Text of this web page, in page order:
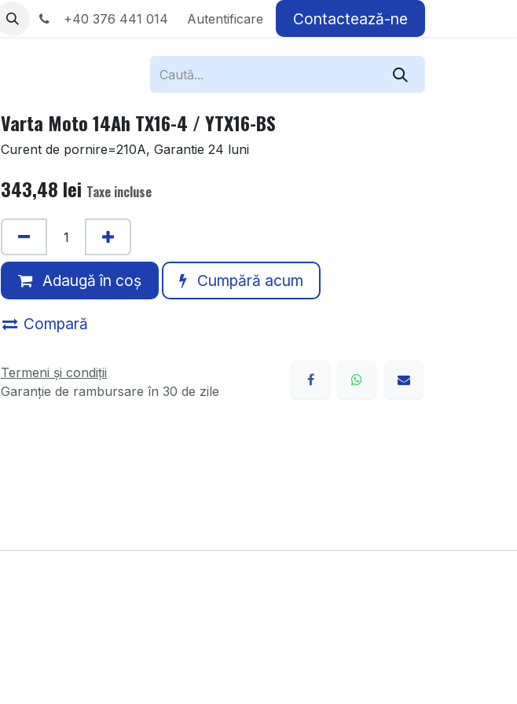
+40 376 441 014 Autentificare Contactează-ne
Varta Moto 14Ah TX16-4 / YTX16-BS
Curent de pornire=210A, Garantie 24 luni
343,48 lei Taxe incluse
Adaugă în coș Cumpără acum
Compară
Termeni și condiții
Garanție de rambursare în 30 de zile